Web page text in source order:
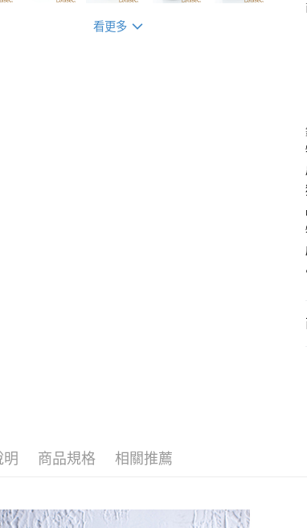
看更多
明 商品規格 相關推薦